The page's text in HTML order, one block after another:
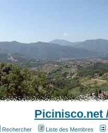
Picinisco.net
Rechercher Liste des Membres